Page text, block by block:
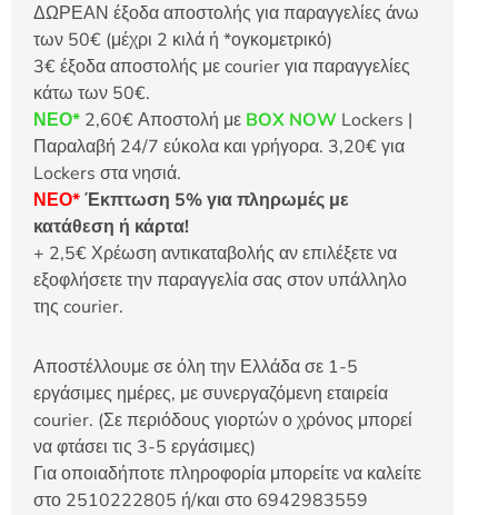
ΔΩΡΕΑΝ έξοδα αποστολής για παραγγελίες άνω
των 50€ (μέχρι 2 κιλά ή *ογκομετρικό)
3€ έξοδα αποστολής με courier για παραγγελίες
κάτω των 50€.
ΝΕΟ* 2,60€ Αποστολή με BOX NOW Lockers |
Παραλαβή 24/7 εύκολα και γρήγορα. 3,20€ για
Lockers στα νησιά.
ΝΕΟ*Έκπτωση 5% για πληρωμές με
κατάθεση ή κάρτα!
+ 2,5€ Χρέωση αντικαταβολής αν επιλέξετε να
εξοφλήσετε την παραγγελία σας στον υπάλληλο
της courier.
Αποστέλλουμε σε όλη την Ελλάδα σε 1-5
εργάσιμες ημέρες, με συνεργαζόμενη εταιρεία
courier. (Σε περιόδους γιορτών ο χρόνος μπορεί
να φτάσει τις 3-5 εργάσιμες)
Για οποιαδήποτε πληροφορία μπορείτε να καλείτε
στο 2510222805 ή/και στο 6942983559